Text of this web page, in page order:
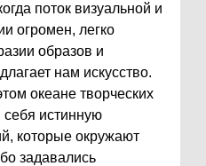
поток визуальной и
огромен, легко
образов и
нам искусство.
океане творческих
себя истинную
которые окружают
задавались